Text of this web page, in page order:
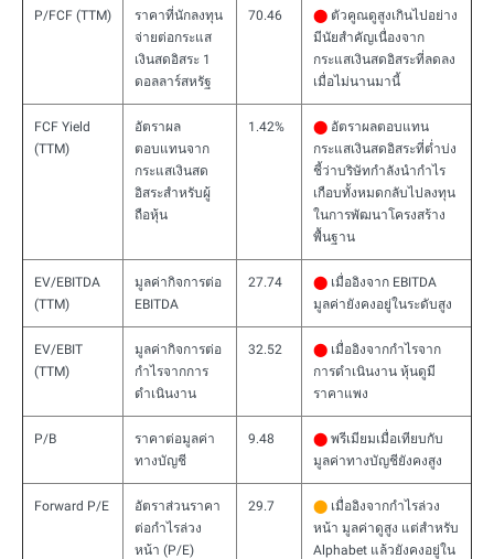
P/FCF (TTM)
ราคาที่นักลงทุน
จ่ายต่อกระแส
เงินสดอิสระ 1
ดอลลาร์สหรัฐ
70.46 ⬤ ตัวคูณดูสูงเกินไปอย่าง
มีนัยสำคัญเนื่องจาก
กระแสเงินสดอิสระที่ลดลง
เมื่อไม่นานมานี้
FCF Yield
(TTM)
อัตราผล
ตอบแทนจาก
กระแสเงินสด
อิสระสำหรับผู้
ถือหุ้น
1.42% ⬤ อัตราผลตอบแทน
กระแสเงินสดอิสระที่ต่ำบ่ง
ชี้ว่าบริษัทกำลังนำกำไร
เกือบทั้งหมดกลับไปลงทุน
ในการพัฒนาโครงสร้าง
พื้นฐาน
EV/EBITDA
(TTM)
มูลค่ากิจการต่อ
EBITDA
27.74 ⬤ เมื่ออิงจาก EBITDA
มูลค่ายังคงอยู่ในระดับสูง
EV/EBIT
(TTM)
มูลค่ากิจการต่อ
กำไรจากการ
ดำเนินงาน
32.52 ⬤ เมื่ออิงจากกำไรจาก
การดำเนินงาน หุ้นดูมี
ราคาแพง
P/B
ราคาต่อมูลค่า
ทางบัญชี
9.48 ⬤ พรีเมียมเมื่อเทียบกับ
มูลค่าทางบัญชียังคงสูง
Forward P/E
อัตราส่วนราคา
ต่อกำไรล่วง
หน้า (P/E)
29.7 ⬤ เมื่ออิงจากกำไรล่วง
หน้า มูลค่าดูสูง แต่สำหรับ
Alphabet แล้วยังคงอยู่ใน